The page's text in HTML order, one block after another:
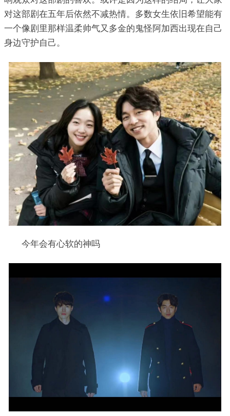
对这部剧在五年后依然不减热情。多数女生依旧希望能有
一个像剧里那样温柔帅气又多金的鬼怪阿加西出现在自己
身边守护自己。
今年会有心软的神吗